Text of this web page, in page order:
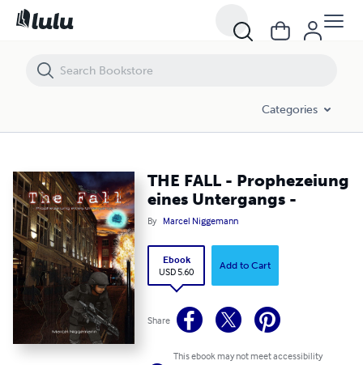
Categories
THE FALL - Prophezeiung
eines Untergangs -
By Marcel Niggemann
Ebook
USD 5.60
Add to Cart
Share
This ebook may not meet accessibility
THE FALL - Prophezeiung eines Untergangs -